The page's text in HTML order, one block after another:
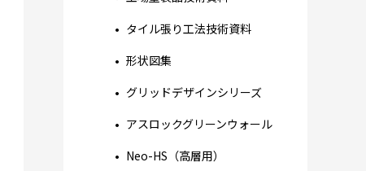
タイル張り工法技術資料
形状図集
グリッドデザインシリーズ
アスロックグリーンウォール
Neo-HS（高層用）